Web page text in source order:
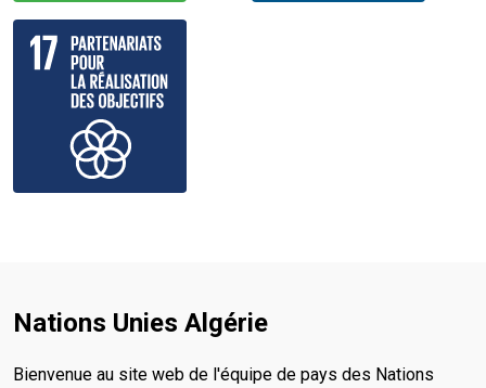
Nations Unies Algérie
Bienvenue au site web de l'équipe de pays des Nations